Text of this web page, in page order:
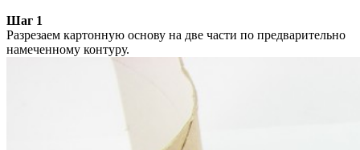
Шаг 1
Разрезаем картонную основу на две части по предварительно
намеченному контуру.